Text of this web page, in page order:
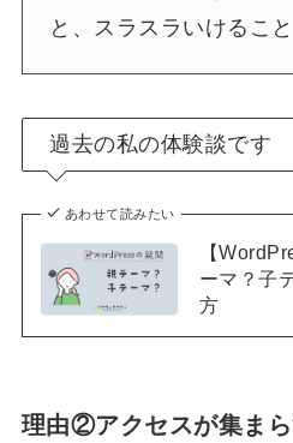
と、スラスラいけること
過去の私の体験談です
あわせて読みたい
【
ーマ？子
方
理由②アクセスが集ま